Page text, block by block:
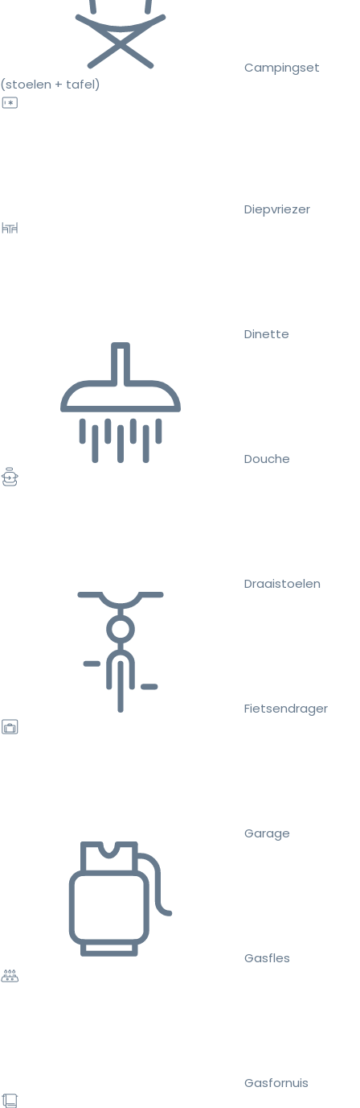
Campingset
(stoelen + tafel)
Diepvriezer
Dinette
Douche
Draaistoelen
Fietsendrager
Garage
Gasfles
Gasfornuis